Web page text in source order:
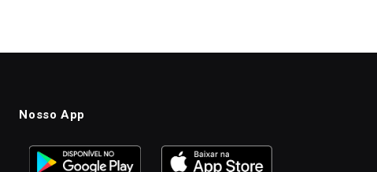
Nosso App